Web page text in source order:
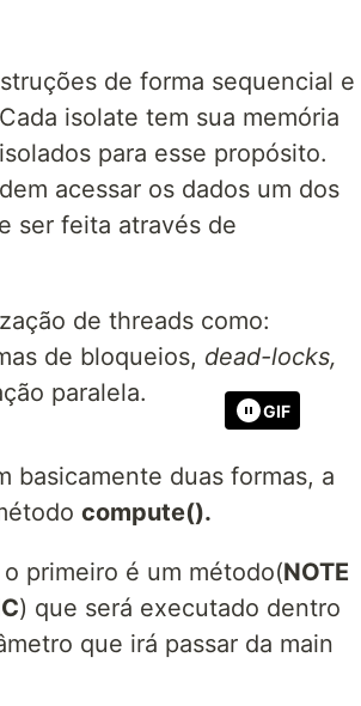
de forma sequencial e
isolate tem sua memória
para esse propósito.
acessar os dados um dos
ser feita através de
de threads como:
de bloqueios, dead-locks,
paralela.
GIF
basicamente duas formas, a
compute().
primeiro é um método(NOTE
) que será executado dentro
que irá passar da main